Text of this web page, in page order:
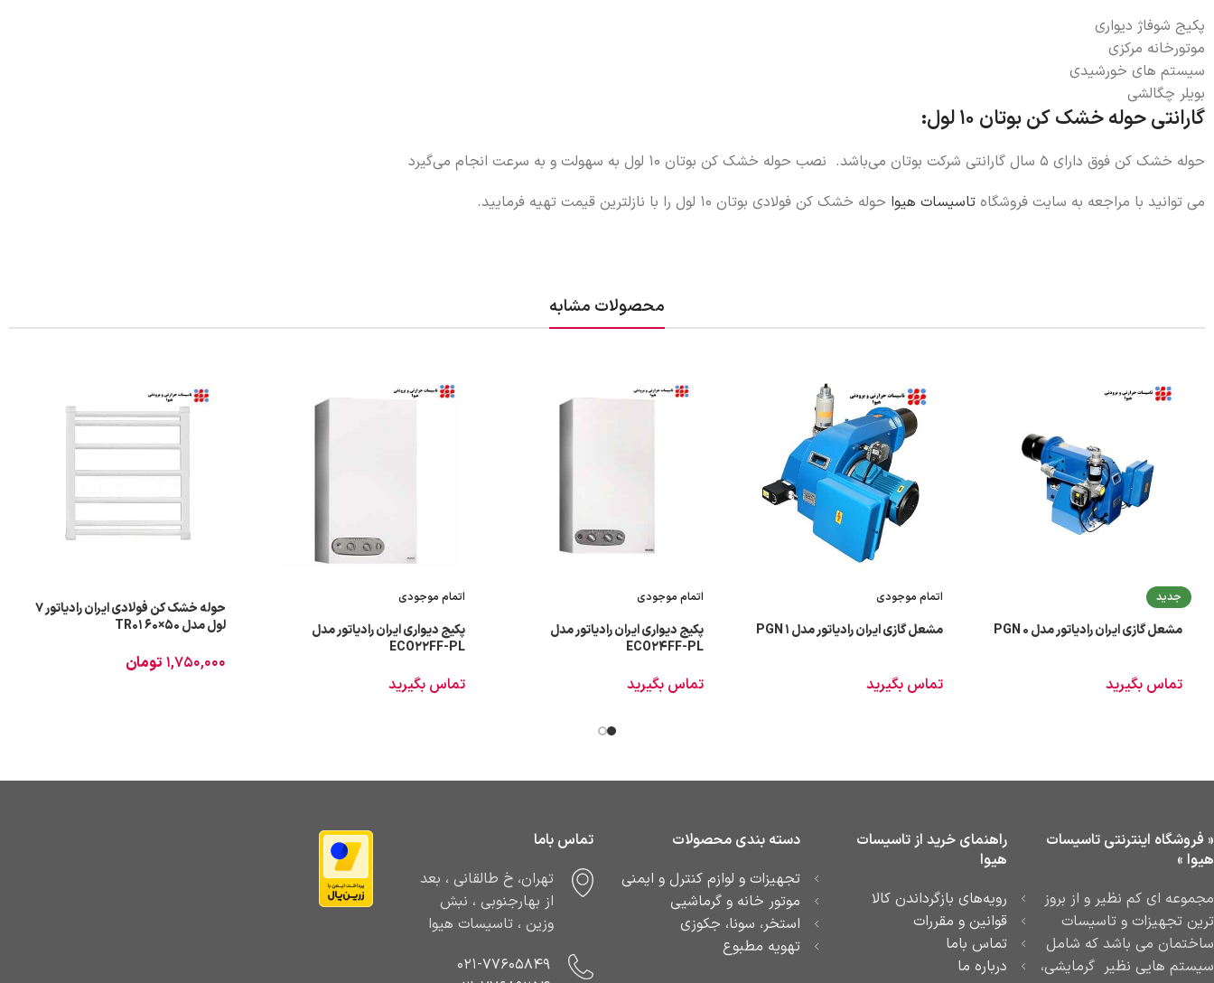
پکیج شوفاژ دیواری
موتورخانه مرکزی
سیستم های خورشیدی
بویلر چگالشی
گارانتی حوله خشک کن بوتان 10 لول:
حوله خشک کن فوق دارای 5 سال گارانتی شرکت بوتان می‌باشد. نصب حوله خشک کن بوتان 10 لول به سهولت و به سرعت انجام می‌گیرد
می توانید با مراجعه به سایت فروشگاه تاسیسات هیوا حوله خشک کن فولادی بوتان 10 لول را با نازلترین قیمت تهیه فرمایید.
محصولات مشابه
جدید
مشعل گازی ایران رادیاتور مدل PGN 0
تماس بگیرید
اتمام موجودی
مشعل گازی ایران رادیاتور مدل PGN 1
تماس بگیرید
اتمام موجودی
پکیج دیواری ایران رادیاتور مدل
ECO24FF-PL
تماس بگیرید
اتمام موجودی
پکیج دیواری ایران رادیاتور مدل
ECO22FF-PL
تماس بگیرید
حوله خشک کن فولادی ایران رادیاتور 7
لول مدل TR01 60×50
۱,۷۵۰,۰۰۰ تومان
« فروشگاه اینترنتی تاسیسات
هیوا »
مجموعه ای کم نظیر و از بروز
ترین تجهیزات و تاسیسات
ساختمان می باشد که شامل
سیستم هایی نظیر گرمایشی،
راهنمای خرید از تاسیسات
هیوا
رویه‌های بازگرداندن کالا
قوانین و مقررات
تماس باما
درباره ما
دسته بندی محصولات
تجهیزات و لوازم کنترل و ایمنی
موتور خانه و گرماشیی
استخر، سونا، جکوزی
تهویه مطبوع
تماس باما
تهران، خ طالقانی ، بعد
از بهارجنوبی ، نبش
وزین ، تاسیسات هیوا
021-77605849